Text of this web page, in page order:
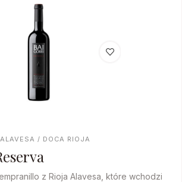
/ DOCA RIOJA
z Rioja Alavesa, które wchodzi